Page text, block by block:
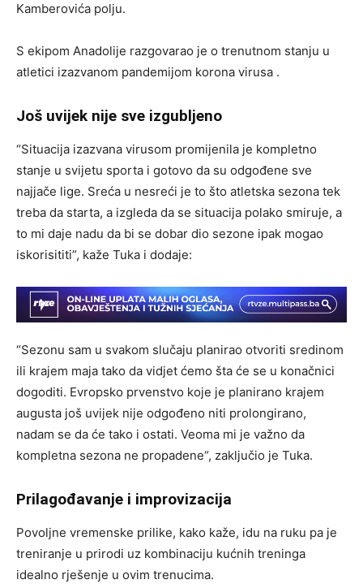
Kamberovića polju.
S ekipom Anadolije razgovarao je o trenutnom stanju u
atletici izazvanom pandemijom korona virusa .
Još uvijek nije sve izgubljeno
“Situacija izazvana virusom promijenila je kompletno
stanje u svijetu sporta i gotovo da su odgođene sve
najjače lige. Sreća u nesreći je to što atletska sezona tek
treba da starta, a izgleda da se situacija polako smiruje, a
to mi daje nadu da bi se dobar dio sezone ipak mogao
iskorisititi”, kaže Tuka i dodaje:
“Sezonu sam u svakom slučaju planirao otvoriti sredinom
ili krajem maja tako da vidjet ćemo šta će se u konačnici
dogoditi. Evropsko prvenstvo koje je planirano krajem
augusta još uvijek nije odgođeno niti prolongirano,
nadam se da će tako i ostati. Veoma mi je važno da
kompletna sezona ne propadene“, zaključio je Tuka.
Prilagođavanje i improvizacija
Povoljne vremenske prilike, kako kaže, idu na ruku pa je
treniranje u prirodi uz kombinaciju kućnih treninga
idealno rješenje u ovim trenucima.